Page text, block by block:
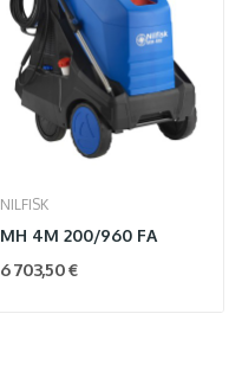
NILFISK
MH 4M 200/960 FA
6 703,50 €